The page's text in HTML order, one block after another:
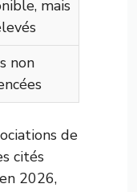
mais
non
de
cités
2026,